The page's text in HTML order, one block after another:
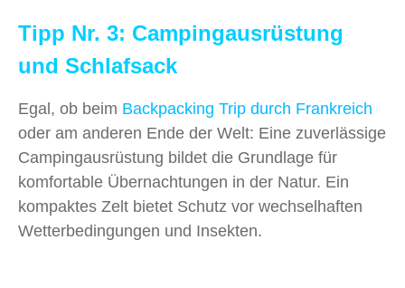
Tipp Nr. 3: Campingausrüstung
und Schlafsack
Egal, ob beim Backpacking Trip durch Frankreich
oder am anderen Ende der Welt: Eine zuverlässige
Campingausrüstung bildet die Grundlage für
komfortable Übernachtungen in der Natur. Ein
kompaktes Zelt bietet Schutz vor wechselhaften
Wetterbedingungen und Insekten.